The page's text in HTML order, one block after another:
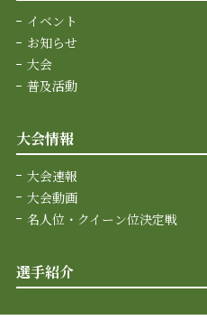
イベント
お知らせ
大会
普及活動
大会情報
大会速報
大会動画
名人位・クイーン位決定戦
選手紹介